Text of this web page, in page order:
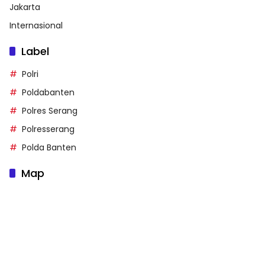
Jakarta
Internasional
Label
Polri
Poldabanten
Polres Serang
Polresserang
Polda Banten
Map